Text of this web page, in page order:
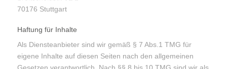
70176 Stuttgart
Haftung für Inhalte
Als Diensteanbieter sind wir gemäß § 7 Abs.1 TMG für
eigene Inhalte auf diesen Seiten nach den allgemeinen